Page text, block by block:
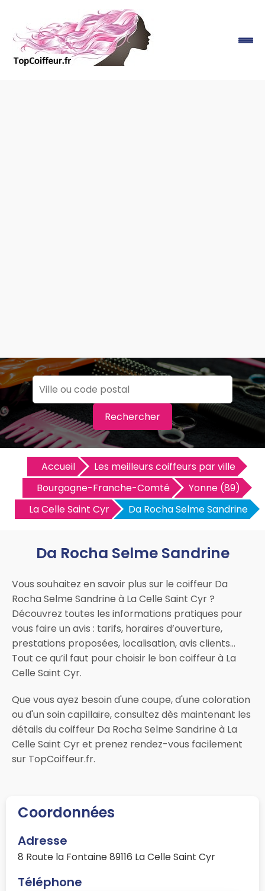
Rechercher
Accueil
Les meilleurs coiffeurs par ville
Bourgogne-Franche-Comté
Yonne (89)
La Celle Saint Cyr
Da Rocha Selme Sandrine
Da Rocha Selme Sandrine
Vous souhaitez en savoir plus sur le coiffeur Da
Rocha Selme Sandrine à La Celle Saint Cyr ?
Découvrez toutes les informations pratiques pour
vous faire un avis : tarifs, horaires d’ouverture,
prestations proposées, localisation, avis clients…
Tout ce qu’il faut pour choisir le bon coiffeur à La
Celle Saint Cyr.
Que vous ayez besoin d'une coupe, d'une coloration
ou d'un soin capillaire, consultez dès maintenant les
détails du coiffeur Da Rocha Selme Sandrine à La
Celle Saint Cyr et prenez rendez-vous facilement
sur TopCoiffeur.fr.
Coordonnées
Adresse
8 Route la Fontaine 89116 La Celle Saint Cyr
Téléphone